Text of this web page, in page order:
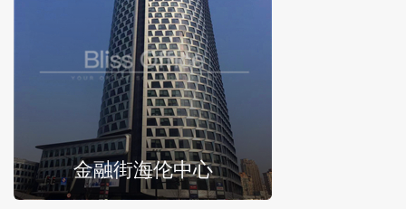
金融街海伦中心